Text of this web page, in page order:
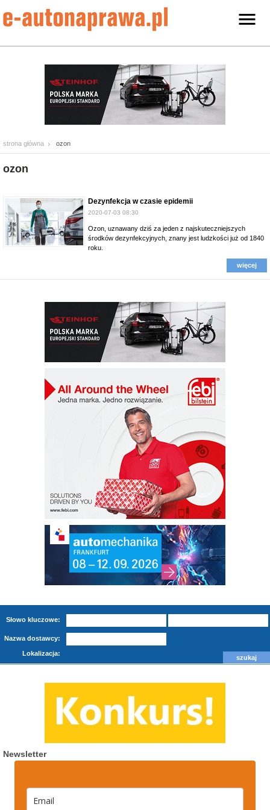
strona główna ozon
ozon
Dezynfekcja w czasie epidemii
2020-07-03 08:30
Ozon, uznawany dziś za jeden z najskuteczniejszych
środków dezynfekcyjnych, znany jest ludzkości już od 1840
roku.
więcej
Słowo kluczowe:
Nazwa dostawcy:
Lokalizacja:
Newsletter